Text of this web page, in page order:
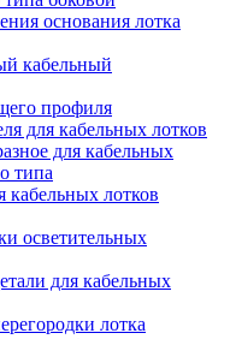
основания лотка
кабельный
профиля
для кабельных лотков
для кабельных
типа
кабельных лотков
осветительных
для кабельных
лотка